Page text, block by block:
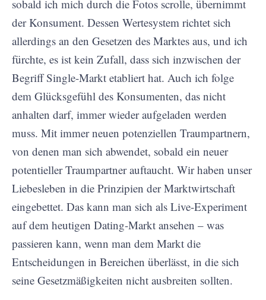
sobald ich mich durch die Fotos scrolle, übernimmt
der Konsument. Dessen Wertesystem richtet sich
allerdings an den Gesetzen des Marktes aus, und ich
fürchte, es ist kein Zufall, dass sich inzwischen der
Begriff Single-Markt etabliert hat. Auch ich folge
dem Glücksgefühl des Konsumenten, das nicht
anhalten darf, immer wieder aufgeladen werden
muss. Mit immer neuen potenziellen Traumpartnern,
von denen man sich abwendet, sobald ein neuer
potentieller Traumpartner auftaucht. Wir haben unser
Liebesleben in die Prinzipien der Marktwirtschaft
eingebettet. Das kann man sich als Live-Experiment
auf dem heutigen Dating-Markt ansehen – was
passieren kann, wenn man dem Markt die
Entscheidungen in Bereichen überlässt, in die sich
seine Gesetzmäßigkeiten nicht ausbreiten sollten.